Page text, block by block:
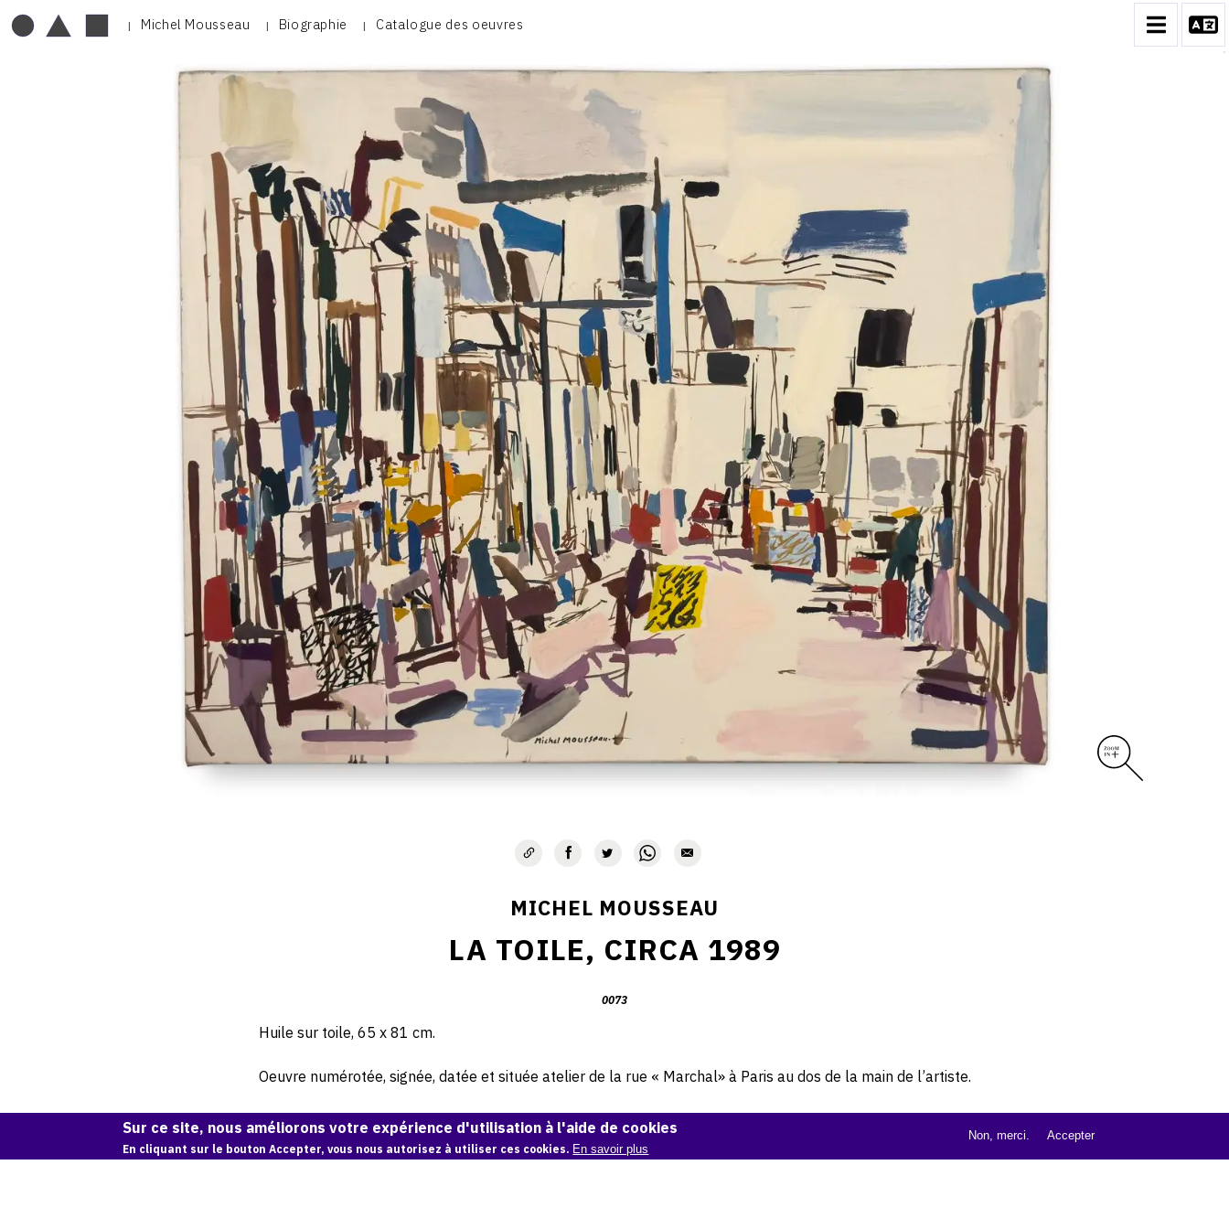
Michel Mousseau Biographie Catalogue des oeuvresCATALOGUE DES OEUVRES
PEINTURE
CONTACT
MICHEL MOUSSEAU
LA TOILE, CIRCA 1989
0073
Huile sur toile, 65 x 81 cm.
Oeuvre numérotée, signée, datée et située atelier de la rue « Marchal» à Paris au dos de la main de l’artiste.
© Archives Michel Mousseau
Demande d'information
Sur ce site, nous améliorons votre expérience d'utilisation à l'aide de cookies
En cliquant sur le bouton Accepter, vous nous autorisez à utiliser ces cookies. En savoir plus
Non, merci. Accepter